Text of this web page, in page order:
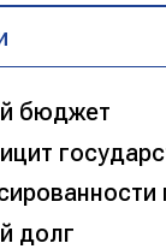
бюджет
долг